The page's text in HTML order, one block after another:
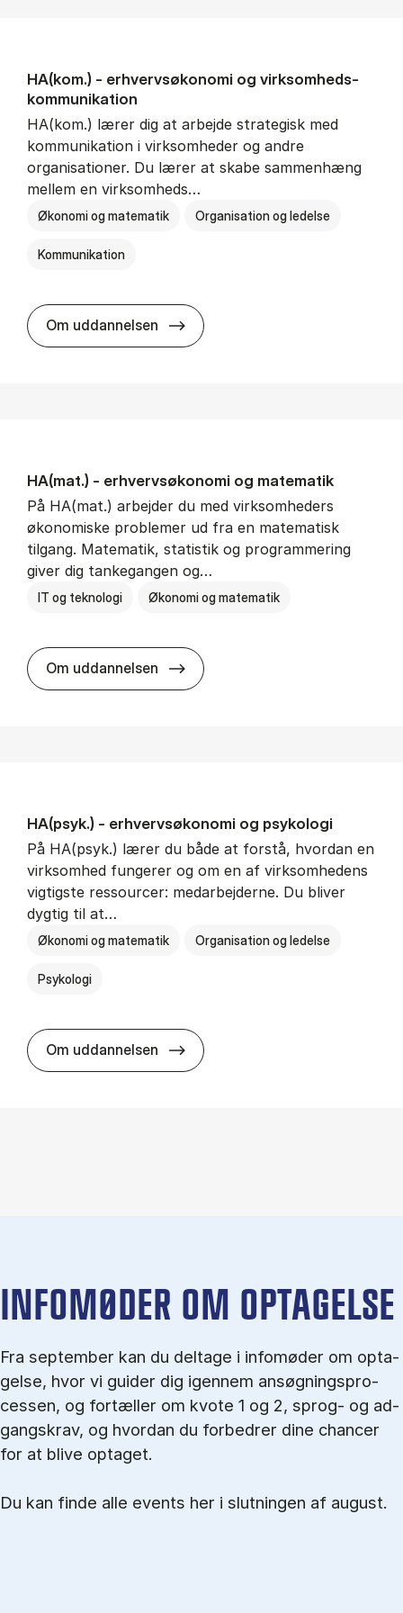
HA(kom.) - erhvervs­økonomi og virksomheds­
kommunikation
HA(kom.) lærer dig at arbejde strategisk med
kommunikation i virksomheder og andre
organisationer. Du lærer at skabe sammenhæng
mellem en virksomheds…
Økonomi og matematik Organisation og ledelse
Kommunikation
Om uddannelsen HA(kom.) - erhvervs­økonomi
HA(mat.) - erhvervs­økonomi og ma­te­ma­tik
På HA(mat.) arbejder du med virksomheders
økonomiske problemer ud fra en matematisk
tilgang. Matematik, statistik og programmering
giver dig tankegangen og…
IT og teknologi Økonomi og matematik
Om uddannelsen HA(mat.) - erhvervs­økonomi og
HA(psyk.) - erhvervs­økonomi og psy­ko­lo­gi
På HA(psyk.) lærer du både at forstå, hvordan en
virksomhed fungerer og om en af virksomhedens
vigtigste ressourcer: medarbejderne. Du bliver
dygtig til at…
Økonomi og matematik Organisation og ledelse
Psykologi
Om uddannelsen HA(psyk.) - erhvervs­økonomi og
IN­FO­MØ­DER OM OP­TA­GEL­SE
Fra september kan du del­tage i in­fo­mø­der om op­ta­
gel­se, hvor vi gu­i­der dig igen­nem an­søg­nings­pro­
ces­sen, og for­tæl­ler om kvo­te 1 og 2, sprog- og ad­
gangs­krav, og hvordan du forbedrer dine chancer
for at blive optaget.
Du kan finde alle events her i slutningen af august.